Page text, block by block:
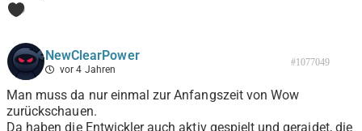
0
NewClearPower
vor 4 Jahren
#1077049
Man muss da nur einmal zur Anfangszeit von Wow
zurückschauen.
Da haben die Entwickler auch aktiv gespielt und geraidet, die